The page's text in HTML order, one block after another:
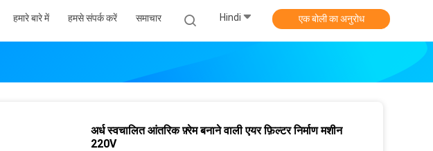
हमारे बारे में हमसे संपर्क करें समाचार Hindi एक बोली का अनुरोध
अर्ध स्वचालित आंतरिक फ़्रेम बनाने वाली एयर फ़िल्टर निर्माण मशीन
220V